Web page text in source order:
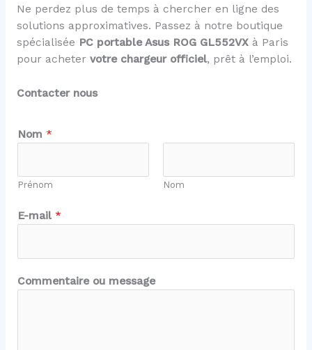
Ne perdez plus de temps à chercher en ligne des
solutions approximatives. Passez à notre boutique
spécialisée PC portable Asus ROG GL552VXà Paris
pour acheter votre chargeur officiel, prêt à l’emploi.
Contacter nous
C
o
m
n
t
i
r
e
Nom *
Prénom Nom
E-mail *
Commentaire ou message